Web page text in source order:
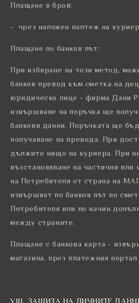
Плащане в брой:
- чрез наложен палтеж на
Плащане по банков път:
При избиране на този метод,
банков превод към сметка на
юридическо лице - фирма Дани
извършване на поръчка ще
банкови данни. Поръчката ще
получаване на превода. При
дължите нищо на куриера. При
възстановяване на частични или
на Потребителя от страна на
извършват по банков път по
Потребителя или по начин
между страните.
Плащане с банкова карта -
магазина, през платежния
VIII. ЗАЩИТА НА ЛИЧНИТЕ